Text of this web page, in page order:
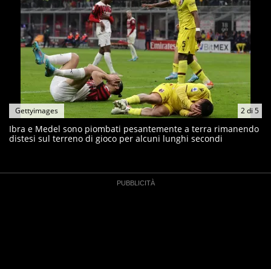
2di 5
Gettyimages
Ibra e Medel sono piombati pesantemente a terra rimanendo
distesi sul terreno di gioco per alcuni lunghi secondi